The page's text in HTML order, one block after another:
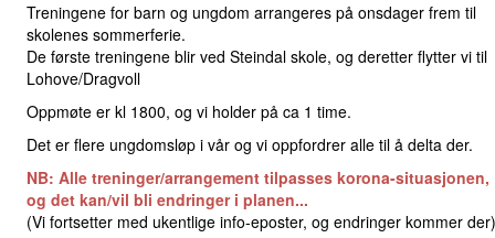
Treningene for barn og ungdom arrangeres på onsdager frem til
skolenes sommerferie.
De første treningene blir ved Steindal skole, og deretter flytter vi til
Lohove/Dragvoll
Oppmøte er kl 1800, og vi holder på ca 1 time.
Det er flere ungdomsløp i vår og vi oppfordrer alle til å delta der.
NB: Alle treninger/arrangement tilpasses korona-situasjonen,
og det kan/vil bli endringer i planen...
(Vi fortsetter med ukentlige info-eposter, og endringer kommer der)